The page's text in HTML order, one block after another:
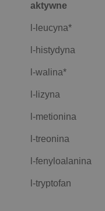
aktywne
l-leucyna*
l-histydyna
l-walina*
l-lizyna
l-metionina
l-treonina
l-fenyloalanina
l-tryptofan